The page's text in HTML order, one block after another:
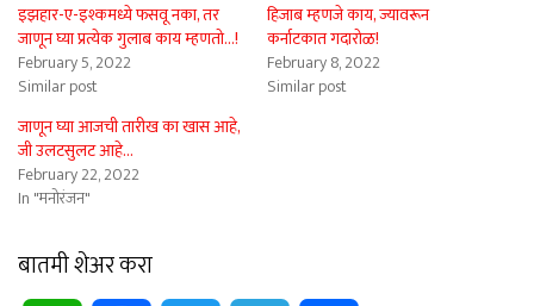
इझहार-ए-इश्कमध्ये फसवू नका, तर
जाणून घ्या प्रत्येक गुलाब काय म्हणतो…!
February 5, 2022
Similar post
हिजाब म्हणजे काय, ज्यावरून
कर्नाटकात गदारोळ!
February 8, 2022
Similar post
जाणून घ्या आजची तारीख का खास आहे,
जी उलटसुलट आहे…
February 22, 2022
In "मनोरंजन"
बातमी शेअर करा